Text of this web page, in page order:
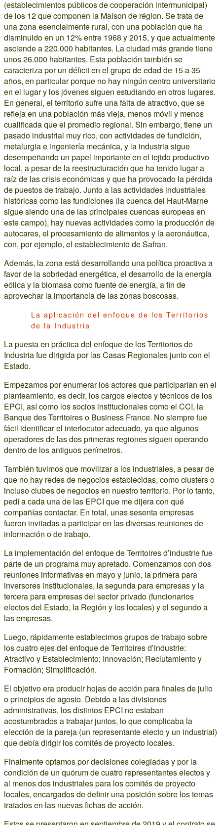
(establecimientos públicos de cooperación intermunicipal)
de los 12 que componen la Maison de région. Se trata de
una zona esencialmente rural, con una población que ha
disminuido en un 12% entre 1968 y 2015, y que actualmente
asciende a 220.000 habitantes. La ciudad más grande tiene
unos 26.000 habitantes. Esta población también se
caracteriza por un déficit en el grupo de edad de 15 a 35
años, en particular porque no hay ningún centro universitario
en el lugar y los jóvenes siguen estudiando en otros lugares.
En general, el territorio sufre una falta de atractivo, que se
refleja en una población más vieja, menos móvil y menos
cualificada que el promedio regional. Sin embargo, tiene un
pasado industrial muy rico, con actividades de fundición,
metalurgia e ingeniería mecánica, y la industria sigue
desempeñando un papel importante en el tejido productivo
local, a pesar de la reestructuración que ha tenido lugar a
raíz de las crisis económicas y que ha provocado la pérdida
de puestos de trabajo. Junto a las actividades industriales
históricas como las fundiciones (la cuenca del Haut-Marne
sigue siendo una de las principales cuencas europeas en
este campo), hay nuevas actividades como la producción de
autocares, el procesamiento de alimentos y la aeronáutica,
con, por ejemplo, el establecimiento de Safran.
Además, la zona está desarrollando una política proactiva a
favor de la sobriedad energética, el desarrollo de la energía
eólica y la biomasa como fuente de energía, a fin de
aprovechar la importancia de las zonas boscosas.
La aplicación del enfoque de los Territorios
de la Industria
La puesta en práctica del enfoque de los Territorios de
Industria fue dirigida por las Casas Regionales junto con el
Estado.
Empezamos por enumerar los actores que participarían en el
planteamiento, es decir, los cargos electos y técnicos de los
EPCI, así como los socios institucionales como el CCI, la
Banque des Territoires o Business France. No siempre fue
fácil identificar el interlocutor adecuado, ya que algunos
operadores de las dos primeras regiones siguen operando
dentro de los antiguos perímetros.
También tuvimos que movilizar a los industriales, a pesar de
que no hay redes de negocios establecidas, como clusters o
incluso clubes de negocios en nuestro territorio. Por lo tanto,
pedí a cada una de las EPCI que me dijera con qué
compañías contactar. En total, unas sesenta empresas
fueron invitadas a participar en las diversas reuniones de
información o de trabajo.
La implementación del enfoque de Territoires d’industrie fue
parte de un programa muy apretado. Comenzamos con dos
reuniones informativas en mayo y junio, la primera para
inversores institucionales, la segunda para empresas y la
tercera para empresas del sector privado (funcionarios
electos del Estado, la Región y los locales) y el segundo a
las empresas.
Luego, rápidamente establecimos grupos de trabajo sobre
los cuatro ejes del enfoque de Territoires d’industrie:
Atractivo y Establecimiento; Innovación; Reclutamiento y
Formación; Simplificación.
El objetivo era producir hojas de acción para finales de julio
o principios de agosto. Debido a las divisiones
administrativas, los distintos EPCI no estaban
acostumbrados a trabajar juntos, lo que complicaba la
elección de la pareja (un representante electo y un industrial)
que debía dirigir los comités de proyecto locales.
Finalmente optamos por decisiones colegiadas y por la
condición de un quórum de cuatro representantes electos y
al menos dos industriales para los comités de proyecto
locales, encargados de definir una posición sobre los temas
tratados en las nuevas fichas de acción.